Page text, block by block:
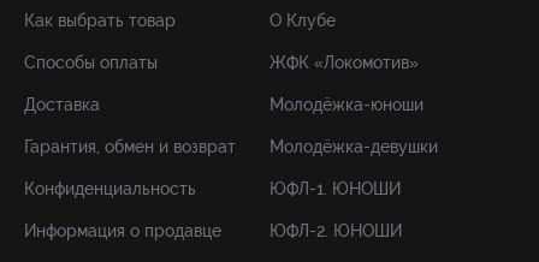
Как выбрать товар
Способы оплаты
Доставка
Гарантия, обмен и возврат
Конфиденциальность
Информация о продавце
О Клубе
ЖФК «Локомотив»
Молодёжка-юноши
Молодёжка-девушки
ЮФЛ-1. ЮНОШИ
ЮФЛ-2. ЮНОШИ